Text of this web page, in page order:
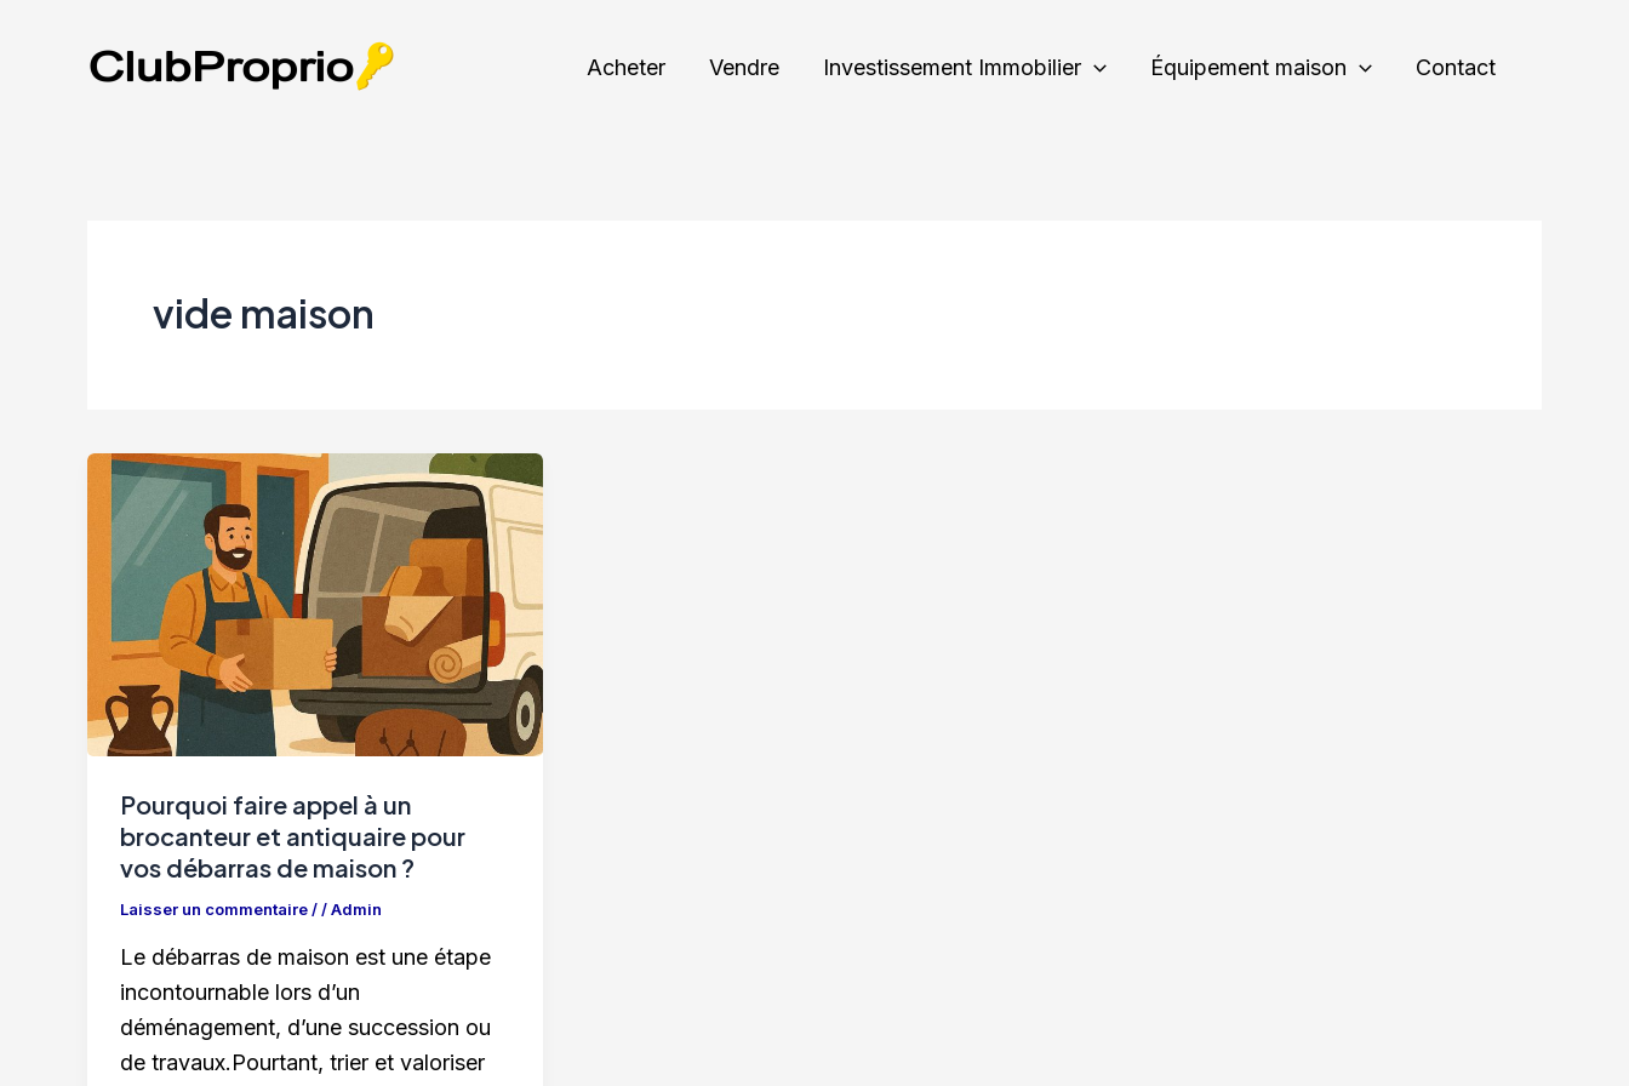
Acheter Vendre Investissement Immobilier Équipement maison Contact
vide maison
Pourquoi faire appel à un
brocanteur et antiquaire pour
vos débarras de maison ?
Laisser un commentaire//Admin
Le débarras de maison est une étape
incontournable lors d’un
déménagement, d’une succession ou
de travaux.Pourtant, trier et valoriser